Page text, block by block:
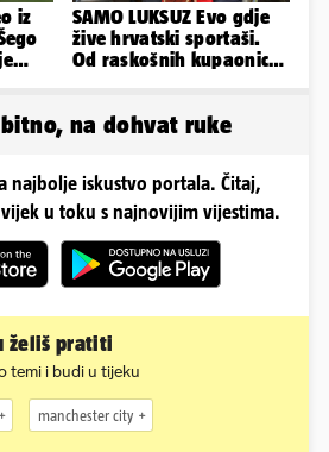
iz
SAMO LUKSUZ Evo gdje
žive hrvatski sportaši.
Od raskošnih kupaonica
na dohvat ruke
najbolje iskustvo portala. Čitaj,
u toku s najnovijim vijestima.
želiš pratiti
temi i budi u tijeku
manchester city